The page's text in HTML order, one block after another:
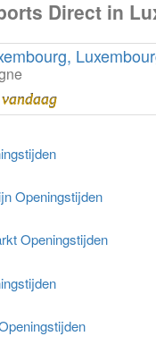
Direct in
Openingstijden
Openingstijden